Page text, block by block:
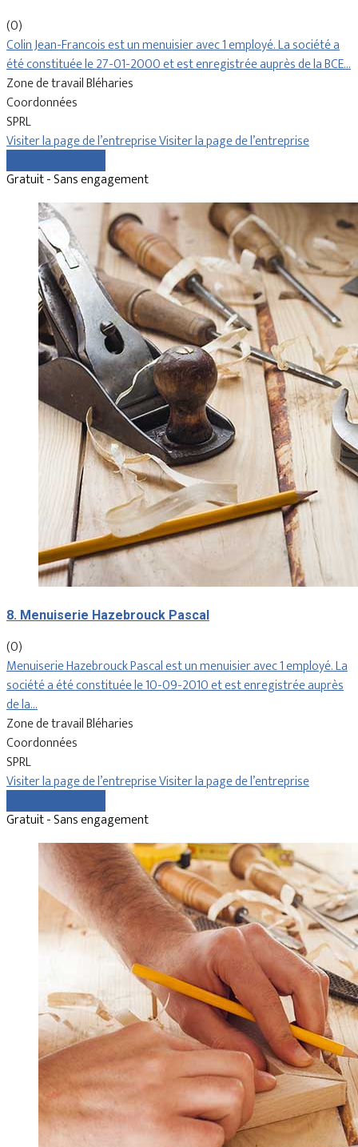
(0)
Colin Jean-Francois est un menuisier avec 1 employé. La société a
été constituée le 27-01-2000 et est enregistrée auprès de la BCE…
Zone de travail Bléharies
Coordonnées
SPRL
Visiter la page de l’entrepriseVisiter la page de l’entreprise
Gratuit - Sans engagement
8. Menuiserie Hazebrouck Pascal
(0)
Menuiserie Hazebrouck Pascal est un menuisier avec 1 employé. La
société a été constituée le 10-09-2010 et est enregistrée auprès
de la…
Zone de travail Bléharies
Coordonnées
SPRL
Visiter la page de l’entrepriseVisiter la page de l’entreprise
Gratuit - Sans engagement